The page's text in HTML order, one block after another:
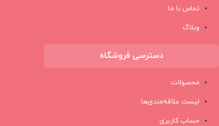
تماس با ما
وبلاگ
دسترسی فروشگاه
محصولات
لیست علاقه‌مندی‌ها
حساب کاربری